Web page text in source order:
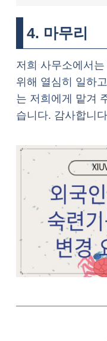
4. 마무리
저희 사무소에서
위해 열심히 일하
는 저희에게 맡겨
습니다. 감사합니